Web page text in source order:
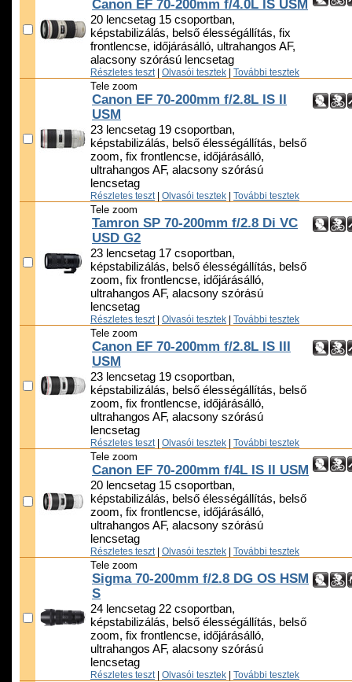
Canon EF 70-200mm f/4.0L IS USM
20 lencsetag 15 csoportban,
képstabilizálás, belső élességállítás, fix
frontlencse, időjárásálló, ultrahangos AF,
alacsony szórású lencsetag
Részletes teszt Olvasói tesztek További tesztek
Tele zoom
Canon EF 70-200mm f/2.8L IS II
USM
23 lencsetag 19 csoportban,
képstabilizálás, belső élességállítás, belső
zoom, fix frontlencse, időjárásálló,
ultrahangos AF, alacsony szórású
lencsetag
Részletes teszt Olvasói tesztek További tesztek
Tele zoom
Tamron SP 70-200mm f/2.8 Di VC
USD G2
23 lencsetag 17 csoportban,
képstabilizálás, belső élességállítás, belső
zoom, fix frontlencse, időjárásálló,
ultrahangos AF, alacsony szórású
lencsetag
Részletes teszt Olvasói tesztek További tesztek
Tele zoom
Canon EF 70-200mm f/2.8L IS III
USM
23 lencsetag 19 csoportban,
képstabilizálás, belső élességállítás, belső
zoom, fix frontlencse, időjárásálló,
ultrahangos AF, alacsony szórású
lencsetag
Részletes teszt Olvasói tesztek További tesztek
Tele zoom
Canon EF 70-200mm f/4L IS II USM
20 lencsetag 15 csoportban,
képstabilizálás, belső élességállítás, belső
zoom, fix frontlencse, időjárásálló,
ultrahangos AF, alacsony szórású
lencsetag
Részletes teszt Olvasói tesztek További tesztek
Tele zoom
Sigma 70-200mm f/2.8 DG OS HSM
S
24 lencsetag 22 csoportban,
képstabilizálás, belső élességállítás, belső
zoom, fix frontlencse, időjárásálló,
ultrahangos AF, alacsony szórású
lencsetag
Részletes teszt Olvasói tesztek További tesztek